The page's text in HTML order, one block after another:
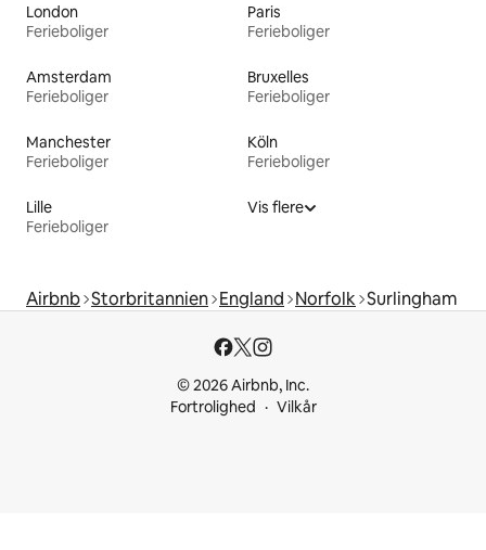
London
Ferieboliger
Paris
Ferieboliger
Amsterdam
Ferieboliger
Bruxelles
Ferieboliger
Manchester
Ferieboliger
Köln
Ferieboliger
Lille
Ferieboliger
Vis flere
Airbnb Storbritannien England Norfolk Surlingham
© 2026 Airbnb, Inc.
Fortrolighed
Vilkår